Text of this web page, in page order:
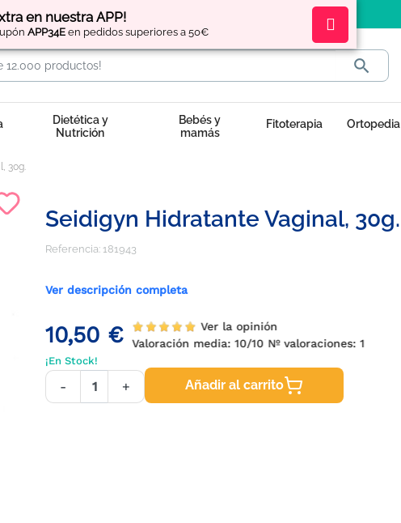
en nuestra APP!
APP34E en pedidos superiores a 50€
Regístratey obtén

Dietética y
Nutrición
Bebés y
mamás
Fitoterapia Ortopedia
30g.
Seidigyn Hidratante Vaginal, 30g.
Referencia: 181943
Ver descripción completa
10,50 €
Ver la opinión
Valoración media:10/10 Nº valoraciones:1
¡En Stock!
- + Añadir al carrito